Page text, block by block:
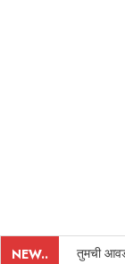
NEW.. तुमची